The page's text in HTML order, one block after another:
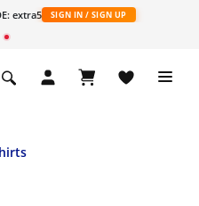
extra5 SIGN IN / SIGN UP